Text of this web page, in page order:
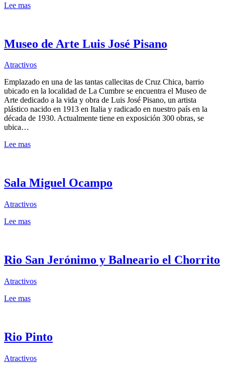
Lee mas
Museo de Arte Luis José Pisano
Atractivos
Emplazado en una de las tantas callecitas de Cruz Chica, barrio
ubicado en la localidad de La Cumbre se encuentra el Museo de
Arte dedicado a la vida y obra de Luis José Pisano, un artista
plástico nacido en 1913 en Italia y radicado en nuestro país en la
década de 1930. Actualmente tiene en exposición 300 obras, se
ubica…
Lee mas
Sala Miguel Ocampo
Atractivos
Lee mas
Rio San Jerónimo y Balneario el Chorrito
Atractivos
Lee mas
Rio Pinto
Atractivos